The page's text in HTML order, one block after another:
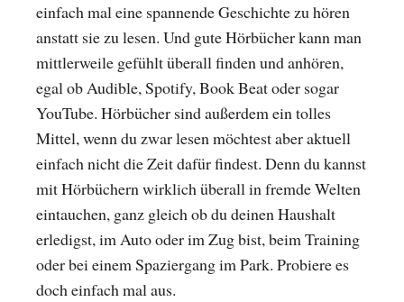
einfach mal eine spannende Geschichte zu hören
anstatt sie zu lesen. Und gute Hörbücher kann man
mittlerweile gefühlt überall finden und anhören,
egal ob Audible, Spotify, Book Beat oder sogar
YouTube. Hörbücher sind außerdem ein tolles
Mittel, wenn du zwar lesen möchtest aber aktuell
einfach nicht die Zeit dafür findest. Denn du kannst
mit Hörbüchern wirklich überall in fremde Welten
eintauchen, ganz gleich ob du deinen Haushalt
erledigst, im Auto oder im Zug bist, beim Training
oder bei einem Spaziergang im Park. Probiere es
doch einfach mal aus.